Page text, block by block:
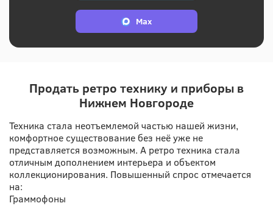
Max
Продать ретро технику и приборы в
Нижнем Новгороде
Техника стала неотъемлемой частью нашей жизни,
комфортное существование без неё уже не
представляется возможным. А ретро техника стала
отличным дополнением интерьера и объектом
коллекционирования. Повышенный спрос отмечается
на:
Граммофоны